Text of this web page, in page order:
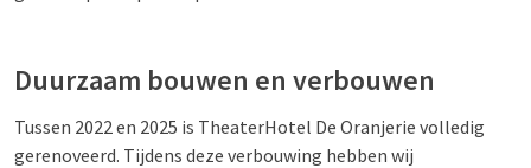
Duurzaam bouwen en verbouwen
Tussen 2022 en 2025 is TheaterHotel De Oranjerie volledig
gerenoveerd. Tijdens deze verbouwing hebben wij